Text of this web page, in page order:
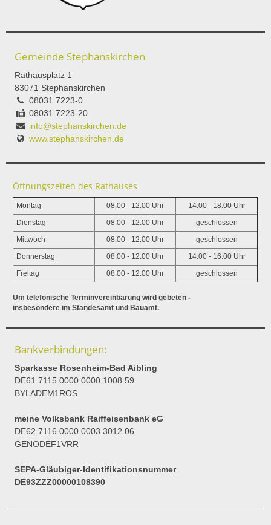
Gemeinde Stephanskirchen
Rathausplatz 1
83071 Stephanskirchen
08031 7223-0
08031 7223-20
info@stephanskirchen.de
www.stephanskirchen.de
Öffnungszeiten des Rathauses
Montag 08:00 - 12:00 Uhr 14:00 - 18:00 Uhr
Dienstag 08:00 - 12:00 Uhr geschlossen
Mittwoch 08:00 - 12:00 Uhr geschlossen
Donnerstag 08:00 - 12:00 Uhr 14:00 - 16:00 Uhr
Freitag 08:00 - 12:00 Uhr geschlossen
Um telefonische Terminvereinbarung wird gebeten -
insbesondere im Standesamt und Bauamt.
Bankverbindungen:
Sparkasse Rosenheim-Bad Aibling
DE61 7115 0000 0000 1008 59
BYLADEM1ROS
meine Volksbank Raiffeisenbank eG
DE62 7116 0000 0003 3012 06
GENODEF1VRR
SEPA-Gläubiger-Identifikationsnummer
DE93ZZZ00000108390